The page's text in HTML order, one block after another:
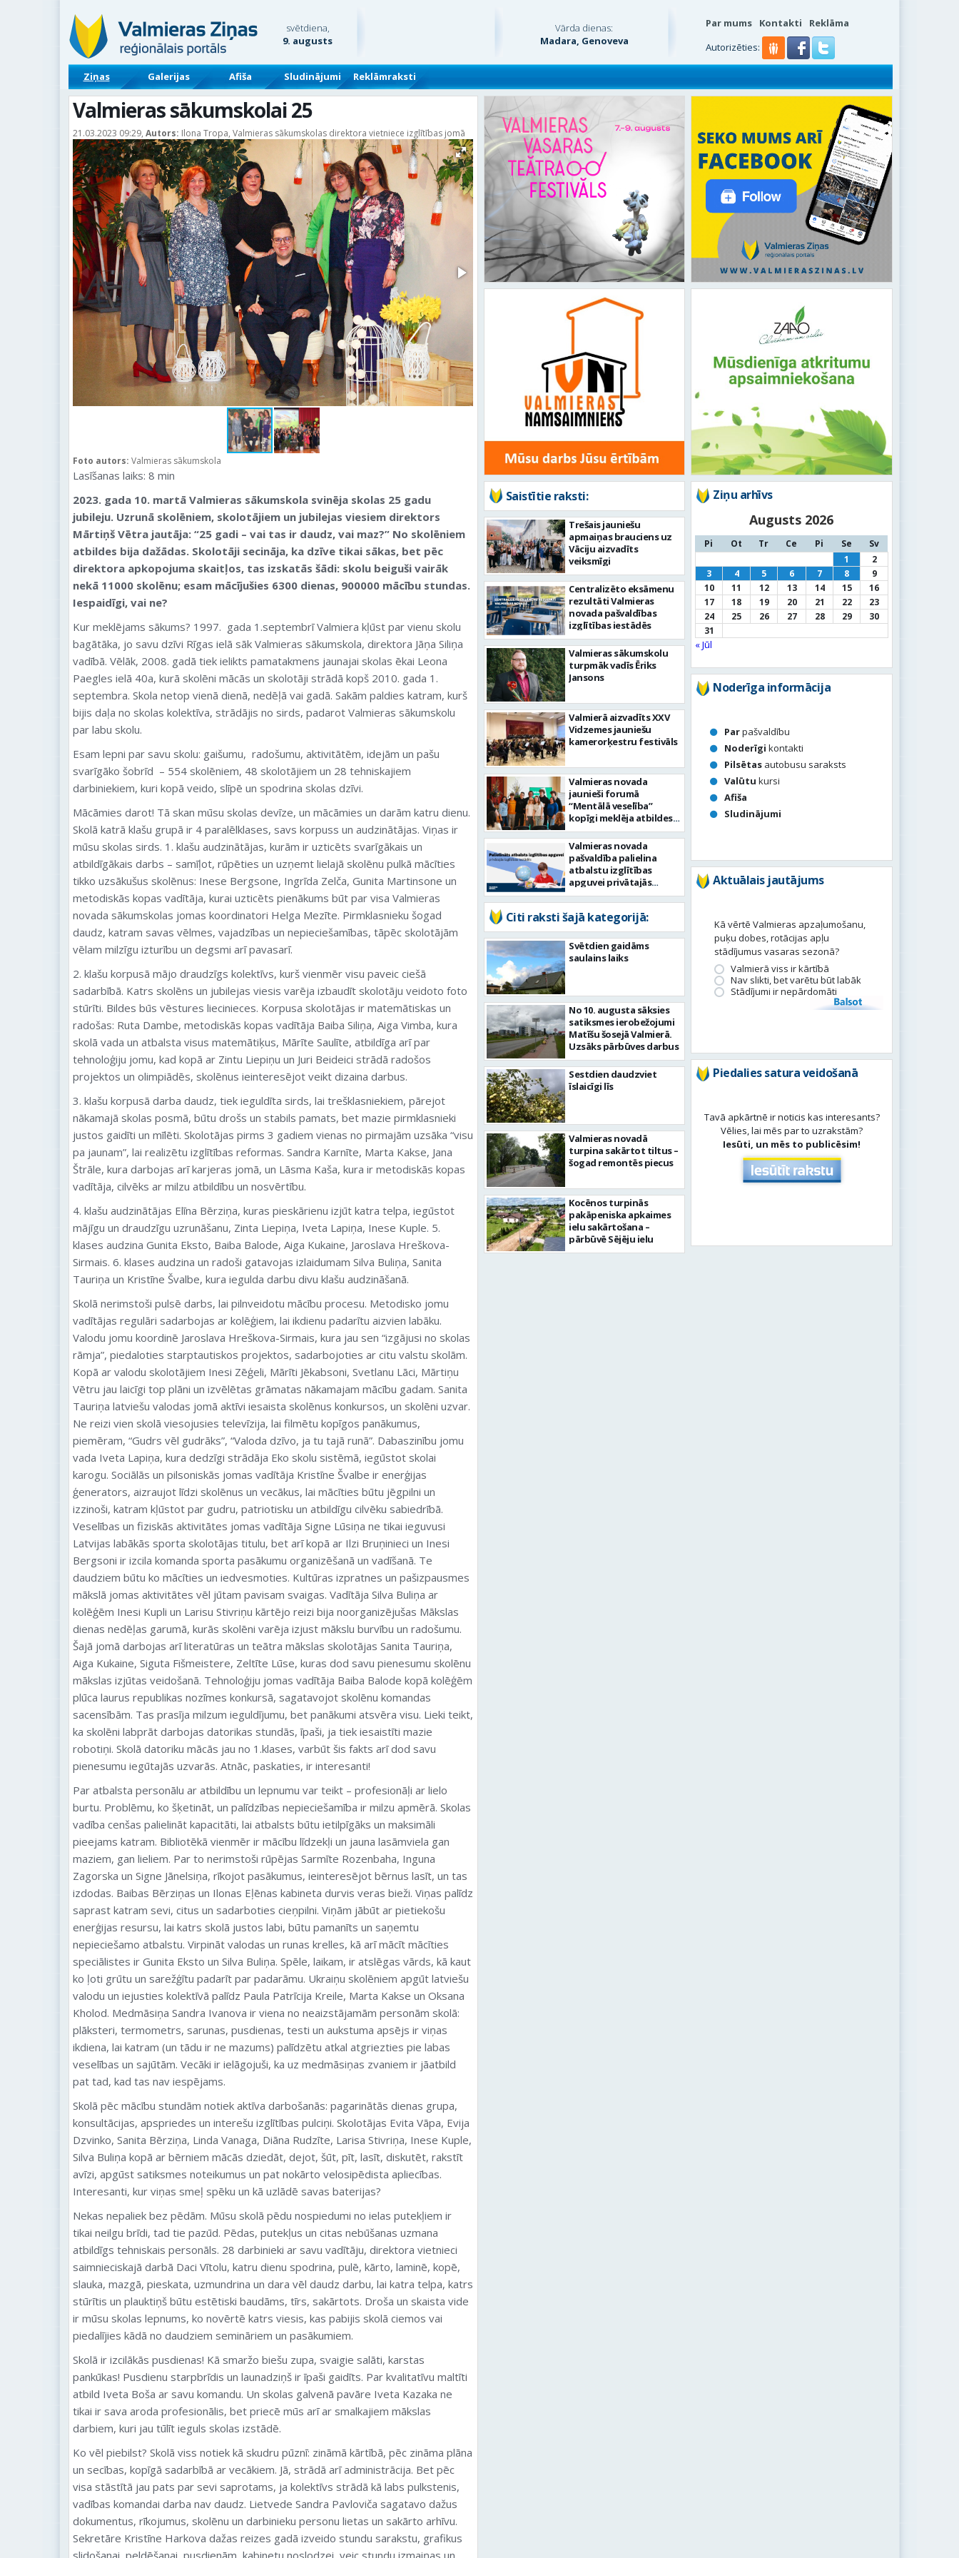
svētdiena,
9. augusts
Vārda dienas:
Madara, Genoveva
Par mums Kontakti
Reklāma
Autorizēties:
Ziņas Galerijas Afiša Sludinājumi Reklāmraksti
Valmieras sākumskolai 25
21.03.2023 09:29, Autors: Ilona Tropa, Valmieras sākumskolas direktora vietniece izglītības jomā
Foto autors: Valmieras sākumskola
Lasīšanas laiks: 8 min
2023. gada 10. martā Valmieras sākumskola svinēja skolas 25 gadu
jubileju. Uzrunā skolēniem, skolotājiem un jubilejas viesiem direktors
Mārtiņš Vētra jautāja: “25 gadi – vai tas ir daudz, vai maz?” No skolēniem
atbildes bija dažādas. Skolotāji secināja, ka dzīve tikai sākas, bet pēc
direktora apkopojuma skaitļos, tas izskatās šādi: skolu beiguši vairāk
nekā 11000 skolēnu; esam mācījušies 6300 dienas, 900000 mācību stundas.
Iespaidīgi, vai ne?
Kur meklējams sākums? 1997. gada 1.septembrī Valmiera kļūst par vienu skolu
bagātāka, jo savu dzīvi Rīgas ielā sāk Valmieras sākumskola, direktora Jāņa Siliņa
vadībā. Vēlāk, 2008. gadā tiek ielikts pamatakmens jaunajai skolas ēkai Leona
Paegles ielā 40a, kurā skolēni mācās un skolotāji strādā kopš 2010. gada 1.
septembra. Skola netop vienā dienā, nedēļā vai gadā. Sakām paldies katram, kurš
bijis daļa no skolas kolektīva, strādājis no sirds, padarot Valmieras sākumskolu
par labu skolu.
Esam lepni par savu skolu: gaišumu, radošumu, aktivitātēm, idejām un pašu
svarīgāko šobrīd – 554 skolēniem, 48 skolotājiem un 28 tehniskajiem
darbiniekiem, kuri kopā veido, slīpē un spodrina skolas dzīvi.
Mācāmies darot! Tā skan mūsu skolas devīze, un mācāmies un darām katru dienu.
Skolā katrā klašu grupā ir 4 paralēlklases, savs korpuss un audzinātājas. Viņas ir
mūsu skolas sirds. 1. klašu audzinātājas, kurām ir uzticēts svarīgākais un
atbildīgākais darbs – samīļot, rūpēties un uzņemt lielajā skolēnu pulkā mācīties
tikko uzsākušus skolēnus: Inese Bergsone, Ingrīda Zelča, Gunita Martinsone un
metodiskās kopas vadītāja, kurai uzticēts pienākums būt par visa Valmieras
novada sākumskolas jomas koordinatori Helga Mezīte. Pirmklasnieku šogad
daudz, katram savas vēlmes, vajadzības un nepieciešamības, tāpēc skolotājām
vēlam milzīgu izturību un degsmi arī pavasarī.
2. klašu korpusā mājo draudzīgs kolektīvs, kurš vienmēr visu paveic ciešā
sadarbībā. Katrs skolēns un jubilejas viesis varēja izbaudīt skolotāju veidoto foto
stūrīti. Bildes būs vēstures liecinieces. Korpusa skolotājas ir matemātiskas un
radošas: Ruta Dambe, metodiskās kopas vadītāja Baiba Siliņa, Aiga Vimba, kura
skolā vada un atbalsta visus matemātiķus, Mārīte Saulīte, atbildīga arī par
tehnoloģiju jomu, kad kopā ar Zintu Liepiņu un Juri Beideici strādā radošos
projektos un olimpiādēs, skolēnus ieinteresējot veikt dizaina darbus.
3. klašu korpusā darba daudz, tiek ieguldīta sirds, lai trešklasniekiem, pārejot
nākamajā skolas posmā, būtu drošs un stabils pamats, bet mazie pirmklasnieki
justos gaidīti un mīlēti. Skolotājas pirms 3 gadiem vienas no pirmajām uzsāka “visu
pa jaunam”, lai realizētu izglītības reformas. Sandra Karnīte, Marta Kakse, Jana
Štrāle, kura darbojas arī karjeras jomā, un Lāsma Kaša, kura ir metodiskās kopas
vadītāja, cilvēks ar milzu atbildību un nosvērtību.
4. klašu audzinātājas Elīna Bērziņa, kuras pieskārienu izjūt katra telpa, iegūstot
mājīgu un draudzīgu uzrunāšanu, Zinta Liepiņa, Iveta Lapiņa, Inese Kuple. 5.
klases audzina Gunita Eksto, Baiba Balode, Aiga Kukaine, Jaroslava Hreškova-
Sirmais. 6. klases audzina un radoši gatavojas izlaidumam Silva Buliņa, Sanita
Tauriņa un Kristīne Švalbe, kura iegulda darbu divu klašu audzināšanā.
Skolā nerimstoši pulsē darbs, lai pilnveidotu mācību procesu. Metodisko jomu
vadītājas regulāri sadarbojas ar kolēģiem, lai ikdienu padarītu aizvien labāku.
Valodu jomu koordinē Jaroslava Hreškova-Sirmais, kura jau sen “izgājusi no skolas
rāmja”, piedaloties starptautiskos projektos, sadarbojoties ar citu valstu skolām.
Kopā ar valodu skolotājiem Inesi Zēģeli, Mārīti Jēkabsoni, Svetlanu Lāci, Mārtiņu
Vētru jau laicīgi top plāni un izvēlētas grāmatas nākamajam mācību gadam. Sanita
Tauriņa latviešu valodas jomā aktīvi iesaista skolēnus konkursos, un skolēni uzvar.
Ne reizi vien skolā viesojusies televīzija, lai filmētu kopīgos panākumus,
piemēram, “Gudrs vēl gudrāks”, “Valoda dzīvo, ja tu tajā runā”. Dabaszinību jomu
vada Iveta Lapiņa, kura dedzīgi strādāja Eko skolu sistēmā, iegūstot skolai
karogu. Sociālās un pilsoniskās jomas vadītāja Kristīne Švalbe ir enerģijas
ģenerators, aizraujot līdzi skolēnus un vecākus, lai mācīties būtu jēgpilni un
izzinoši, katram kļūstot par gudru, patriotisku un atbildīgu cilvēku sabiedrībā.
Veselības un fiziskās aktivitātes jomas vadītāja Signe Lūsiņa ne tikai ieguvusi
Latvijas labākās sporta skolotājas titulu, bet arī kopā ar Ilzi Bruņinieci un Inesi
Bergsoni ir izcila komanda sporta pasākumu organizēšanā un vadīšanā. Te
daudziem būtu ko mācīties un iedvesmoties. Kultūras izpratnes un pašizpausmes
mākslā jomas aktivitātes vēl jūtam pavisam svaigas. Vadītāja Silva Buliņa ar
kolēģēm Inesi Kupli un Larisu Stivriņu kārtējo reizi bija noorganizējušas Mākslas
dienas nedēļas garumā, kurās skolēni varēja izjust mākslu burvību un radošumu.
Šajā jomā darbojas arī literatūras un teātra mākslas skolotājas Sanita Tauriņa,
Aiga Kukaine, Siguta Fišmeistere, Zeltīte Lūse, kuras dod savu pienesumu skolēnu
mākslas izjūtas veidošanā. Tehnoloģiju jomas vadītāja Baiba Balode kopā kolēģēm
plūca laurus republikas nozīmes konkursā, sagatavojot skolēnu komandas
sacensībām. Tas prasīja milzum ieguldījumu, bet panākumi atsvēra visu. Lieki teikt,
ka skolēni labprāt darbojas datorikas stundās, īpaši, ja tiek iesaistīti mazie
robotiņi. Skolā datoriku mācās jau no 1.klases, varbūt šis fakts arī dod savu
pienesumu iegūtajās uzvarās. Atnāc, paskaties, ir interesanti!
Par atbalsta personālu ar atbildību un lepnumu var teikt – profesionāļi ar lielo
burtu. Problēmu, ko šķetināt, un palīdzības nepieciešamība ir milzu apmērā. Skolas
vadība cenšas palielināt kapacitāti, lai atbalsts būtu ietilpīgāks un maksimāli
pieejams katram. Bibliotēkā vienmēr ir mācību līdzekļi un jauna lasāmviela gan
maziem, gan lieliem. Par to nerimstoši rūpējas Sarmīte Rozenbaha, Inguna
Zagorska un Signe Jānelsiņa, rīkojot pasākumus, ieinteresējot bērnus lasīt, un tas
izdodas. Baibas Bērziņas un Ilonas Eļēnas kabineta durvis veras bieži. Viņas palīdz
saprast katram sevi, citus un sadarboties cieņpilni. Viņām jābūt ar pietiekošu
enerģijas resursu, lai katrs skolā justos labi, būtu pamanīts un saņemtu
nepieciešamo atbalstu. Virpināt valodas un runas krelles, kā arī mācīt mācīties
speciālistes ir Gunita Eksto un Silva Buliņa. Spēle, laikam, ir atslēgas vārds, kā kaut
ko ļoti grūtu un sarežģītu padarīt par padarāmu. Ukraiņu skolēniem apgūt latviešu
valodu un iejusties kolektīvā palīdz Paula Patrīcija Kreile, Marta Kakse un Oksana
Kholod. Medmāsiņa Sandra Ivanova ir viena no neaizstājamām personām skolā:
plāksteri, termometrs, sarunas, pusdienas, testi un aukstuma apsējs ir viņas
ikdiena, lai katram (un tādu ir ne mazums) palīdzētu atkal atgriezties pie labas
veselības un sajūtām. Vecāki ir ielāgojuši, ka uz medmāsiņas zvaniem ir jāatbild
pat tad, kad tas nav iespējams.
Skolā pēc mācību stundām notiek aktīva darbošanās: pagarinātās dienas grupa,
konsultācijas, apspriedes un interešu izglītības pulciņi. Skolotājas Evita Vāpa, Evija
Dzvinko, Sanita Bērziņa, Linda Vanaga, Diāna Rudzīte, Larisa Stivriņa, Inese Kuple,
Silva Buliņa kopā ar bērniem mācās dziedāt, dejot, šūt, pīt, lasīt, diskutēt, rakstīt
avīzi, apgūst satiksmes noteikumus un pat nokārto velosipēdista apliecības.
Interesanti, kur viņas smeļ spēku un kā uzlādē savas baterijas?
Nekas nepaliek bez pēdām. Mūsu skolā pēdu nospiedumi no ielas putekļiem ir
tikai neilgu brīdi, tad tie pazūd. Pēdas, putekļus un citas nebūšanas uzmana
atbildīgs tehniskais personāls. 28 darbinieki ar savu vadītāju, direktora vietnieci
saimnieciskajā darbā Daci Vītolu, katru dienu spodrina, pulē, kārto, laminē, kopē,
slauka, mazgā, pieskata, uzmundrina un dara vēl daudz darbu, lai katra telpa, katrs
stūrītis un plauktiņš būtu estētiski baudāms, tīrs, sakārtots. Droša un skaista vide
ir mūsu skolas lepnums, ko novērtē katrs viesis, kas pabijis skolā ciemos vai
piedalījies kādā no daudziem semināriem un pasākumiem.
Skolā ir izcilākās pusdienas! Kā smaržo biešu zupa, svaigie salāti, karstas
pankūkas! Pusdienu starpbrīdis un launadziņš ir īpaši gaidīts. Par kvalitatīvu maltīti
atbild Iveta Boša ar savu komandu. Un skolas galvenā pavāre Iveta Kazaka ne
tikai ir sava aroda profesionālis, bet priecē mūs arī ar smalkajiem mākslas
darbiem, kuri jau tūlīt ieguls skolas izstādē.
Ko vēl piebilst? Skolā viss notiek kā skudru pūznī: zināmā kārtībā, pēc zināma plāna
un secības, kopīgā sadarbībā ar vecākiem. Jā, strādā arī administrācija. Bet pēc
visa stāstītā jau pats par sevi saprotams, ja kolektīvs strādā kā labs pulkstenis,
vadības komandai darba nav daudz. Lietvede Sandra Pavloviča sagatavo dažus
dokumentus, rīkojumus, skolēnu un darbinieku personu lietas un sakārto arhīvu.
Sekretāre Kristīne Harkova dažas reizes gadā izveido stundu sarakstu, grafikus
slidošanai, peldēšanai, pusdienām, kabinetu noslodzei, veic stundu izmaiņas un
Saistītie raksti:
Trešais jauniešu
apmaiņas brauciens uz
Vāciju aizvadīts
veiksmīgi
Centralizēto eksāmenu
rezultāti Valmieras
novada pašvaldības
izglītības iestādēs
Valmieras sākumskolu
turpmāk vadīs Ēriks
Jansons
Valmierā aizvadīts XXV
Vidzemes jauniešu
kamerorķestru festivāls
Valmieras novada
jaunieši forumā
“Mentālā veselība”
kopīgi meklēja atbildes
un smēlās iedvesmu
Valmieras novada
pašvaldība palielina
atbalstu izglītības
apguvei privātajās
izglītības iestādēs
Citi raksti šajā kategorijā:
Svētdien gaidāms
saulains laiks
No 10. augusta sāksies
satiksmes ierobežojumi
Matīšu šosejā Valmierā.
Uzsāks pārbūves darbus
Sestdien daudzviet
īslaicīgi līs
Valmieras novadā
turpina sakārtot tiltus –
šogad remontēs piecus
Kocēnos turpinās
pakāpeniska apkaimes
ielu sakārtošana –
pārbūvē Sējēju ielu
Ziņu arhīvs
Augusts 2026
Pi Ot Tr Ce Pi Se
Sv
1
2
3
4 5 6 7 8
9
10
11 12 13 14 15
16
17
18 19 20 21 22
23
24
25 26 27 28 29
30
31
« Jūl
Noderīga informācija
Parpašvaldību
Noderīgi kontakti
Pilsētas autobusu saraksts
Valūtu kursi
Afiša
Sludinājumi
Aktuālais jautājums
Kā vērtē Valmieras apzaļumošanu,
puķu dobes, rotācijas apļu
stādījumus vasaras sezonā?
Valmierā viss ir kārtībā
Nav slikti, bet varētu būt labāk
Stādījumi ir nepārdomāti
Balsot
Piedalies satura veidošanā
Tavā apkārtnē ir noticis kas interesants?
Vēlies, lai mēs par to uzrakstām?
Iesūti, un mēs to publicēsim!